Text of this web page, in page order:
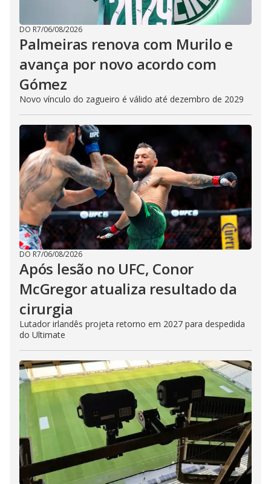
DO R7/06/08/2026
Palmeiras renova com Murilo e
avança por novo acordo com
Gómez
Novo vínculo do zagueiro é válido até dezembro de 2029
DO R7/06/08/2026
Após lesão no UFC, Conor
McGregor atualiza resultado da
cirurgia
Lutador irlandês projeta retorno em 2027 para despedida
do Ultimate